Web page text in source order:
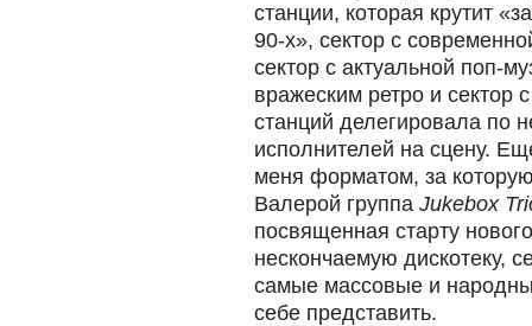
станции, которая крутит
90-х», сектор с
сектор с актуальной поп-
вражеским ретро и сектор
станций делегировала по
исполнителей на сцену.
меня форматом, за
Валерой группа Jukebox
посвященная старту
нескончаемую дискотеку,
самые массовые и
себе представить.